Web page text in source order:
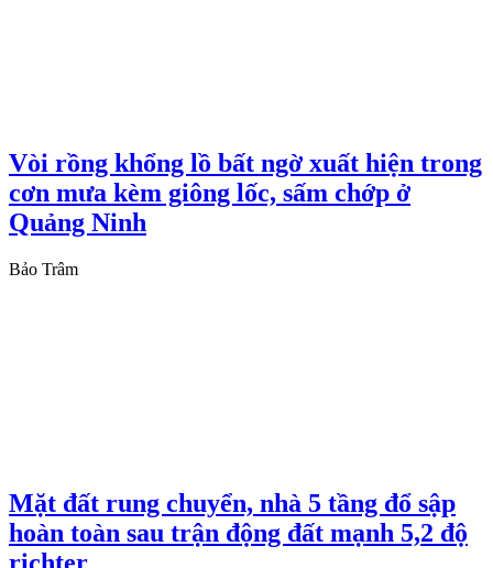
Vòi rồng khổng lồ bất ngờ xuất hiện trong
cơn mưa kèm giông lốc, sấm chớp ở
Quảng Ninh
Bảo Trâm
Mặt đất rung chuyển, nhà 5 tầng đổ sập
hoàn toàn sau trận động đất mạnh 5,2 độ